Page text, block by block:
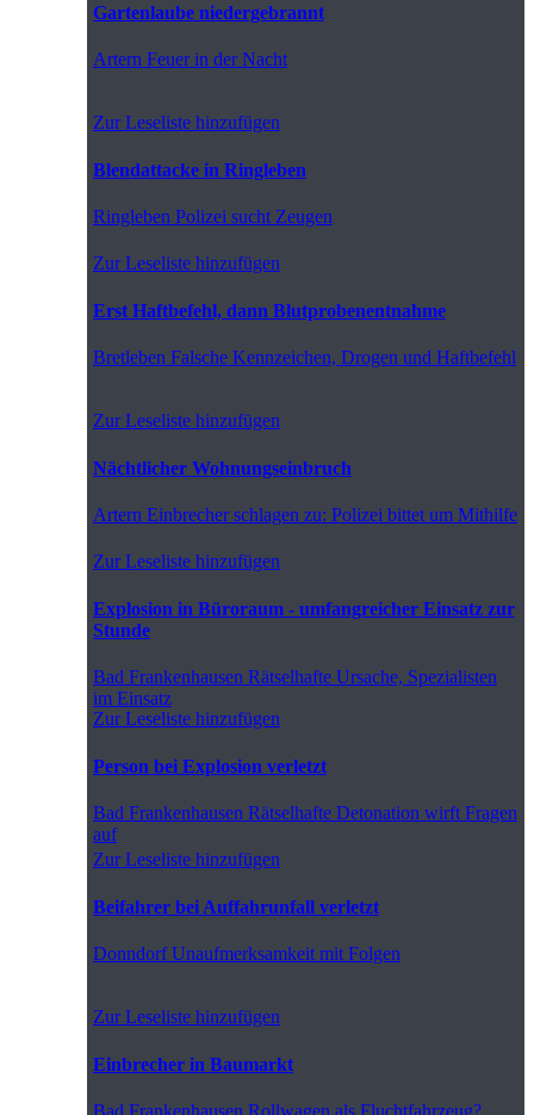
Gartenlaube niedergebrannt
Artern Feuer in der Nacht
Zur Leseliste hinzufügen
Blendattacke in Ringleben
Ringleben Polizei sucht Zeugen
Zur Leseliste hinzufügen
Erst Haftbefehl, dann Blutprobenentnahme
Bretleben Falsche Kennzeichen, Drogen und Haftbefehl
Zur Leseliste hinzufügen
Nächtlicher Wohnungseinbruch
Artern Einbrecher schlagen zu: Polizei bittet um Mithilfe
Zur Leseliste hinzufügen
Explosion in Büroraum - umfangreicher Einsatz zur
Stunde
Bad Frankenhausen Rätselhafte Ursache, Spezialisten
im Einsatz
Zur Leseliste hinzufügen
Person bei Explosion verletzt
Bad Frankenhausen Rätselhafte Detonation wirft Fragen
auf
Zur Leseliste hinzufügen
Beifahrer bei Auffahrunfall verletzt
DonndorfUnaufmerksamkeit mit Folgen
Zur Leseliste hinzufügen
Einbrecher in Baumarkt
Bad Frankenhausen Rollwagen als Fluchtfahrzeug?